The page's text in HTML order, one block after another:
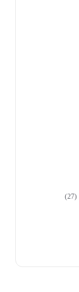
(27)